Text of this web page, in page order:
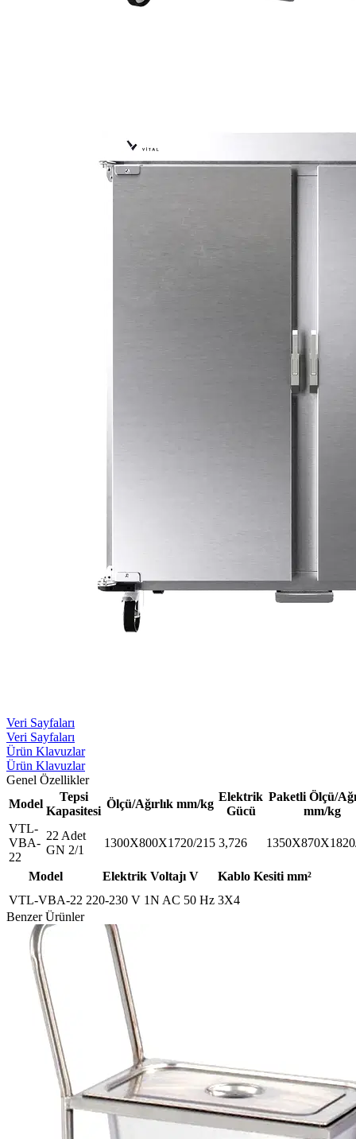
Veri Sayfaları
Veri Sayfaları
Ürün Klavuzlar
Ürün Klavuzlar
Genel Özellikler
Model
Tepsi
Kapasitesi
Ölçü/Ağırlık mm/kg
Elektrik
Gücü
Paketli Ölçü/
mm/kg
VTL-
VBA-
22
22 Adet
GN 2/1
1300X800X1720/215 3,726
Model Elektrik Voltajı V
Kablo Kesiti mm²
VTL-VBA-22 220-230 V 1N AC 50 Hz 3X4
Benzer Ürünler